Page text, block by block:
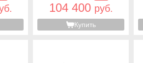
104 400 руб.
Купить